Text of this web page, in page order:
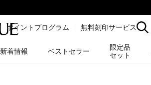
ポイントプログラム 無料刻印サービス
新着情報 ベストセラー
限定品
セット